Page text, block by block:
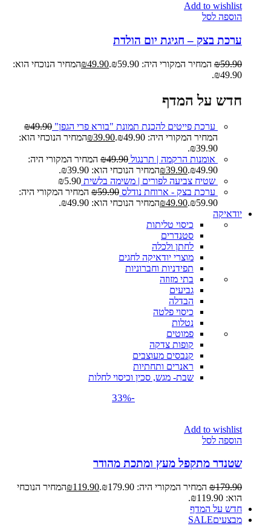
Add to wishlist
הוספה לסל
ערכת בצק – חגיגת יום הולדת
₪59.90 המחיר המקורי היה: ₪59.90. ₪49.90
המחיר הנוכחי הוא:
₪49.90.
חדש על המדף
ערכת פייטים להכנת תמונת "בורא פרי הגפן" ₪49.90
המחיר המקורי היה: ₪49.90.
₪39.90
המחיר הנוכחי הוא:
₪39.90.
אומנות הרקמה | תרנגול
₪49.90
המחיר המקורי היה:
₪49.90.
₪39.90
המחיר הנוכחי הוא: ₪39.90.
שטיח צביעה לפורים | משימה בלשית
₪5.90
ערכת בצק - ארוחת נודלס
₪59.90
המחיר המקורי היה:
₪59.90.
₪49.90
המחיר הנוכחי הוא: ₪49.90.
יודאיקה
כיסוי טליתות
סטנדרים
לחתן ולכלה
מוצרי יודאיקה לחגים
תפידניות וחברוניות
בתי מזוזה
גביעים
הבדלה
כיסוי פלטה
נטלות
פמוטים
קופות צדקה
קנבסים מעוצבים
ראנרים ותחתיות
שבת- מגש, סכין וכיסוי לחלות
-33%
Add to wishlist
הוספה לסל
שטנדר מתקפל מעץ ומתכת מהודר
₪179.90 המחיר המקורי היה: ₪179.90. ₪119.90
המחיר הנוכחי
הוא: ₪119.90.
חדש על המדף
מבצעיםSALE